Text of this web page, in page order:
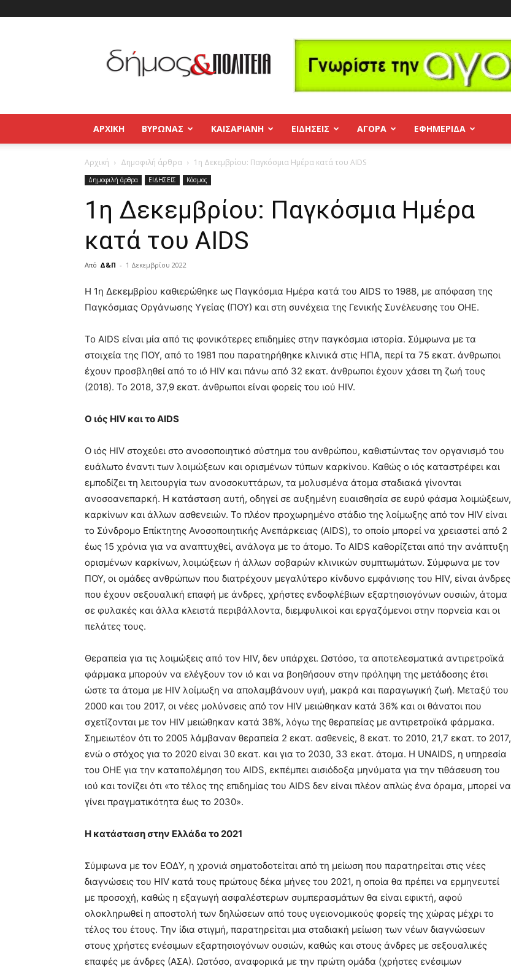
και
Πολιτεία
Βύρωνας
–
Παγκράτι
ΑΡΧΙΚΉ ΒΥΡΩΝΑΣ ΚΑΙΣΑΡΙΑΝΗ ΕΙΔΗΣΕΙΣ ΑΓΟΡΑ ΕΦΗΜΕΡΊΔΑ
Αρχική Δημοφιλή άρθρα 1η Δεκεμβρίου: Παγκόσμια Ημέρα κατά του AIDS
Δημοφιλή άρθρα ΕΙΔΗΣΕΙΣ Κόσμος
1η Δεκεμβρίου: Παγκόσμια Ημέρα
κατά του AIDS
Από Δ&Π - 1 Δεκεμβρίου 2022
blonde
lesbians
very
cam
show.desi
brandi
lyons
you
of
pain.
pornhun
porn
Η 1η Δεκεμβρίου καθιερώθηκε ως Παγκόσμια Ημέρα κατά του AIDS το 1988, με απόφαση της
Παγκόσμιας Οργάνωσης Υγείας (ΠΟΥ) και στη συνέχεια της Γενικής Συνέλευσης του ΟΗΕ.
Το AIDS είναι μία από τις φονικότερες επιδημίες στην παγκόσμια ιστορία. Σύμφωνα με τα
στοιχεία της ΠΟΥ, από το 1981 που παρατηρήθηκε κλινικά στις ΗΠΑ, περί τα 75 εκατ. άνθρωποι
έχουν προσβληθεί από το ιό HIV και πάνω από 32 εκατ. άνθρωποι έχουν χάσει τη ζωή τους
(2018). Το 2018, 37,9 εκατ. άνθρωποι είναι φορείς του ιού HIV.
Ο ιός HIV και το AIDS
Ο ιός HIV στοχεύει στο ανοσοποιητικό σύστημα του ανθρώπου, καθιστώντας τον οργανισμό του
ευάλωτο έναντι των λοιμώξεων και ορισμένων τύπων καρκίνου. Καθώς ο ιός καταστρέφει και
εμποδίζει τη λειτουργία των ανοσοκυττάρων, τα μολυσμένα άτομα σταδιακά γίνονται
ανοσοανεπαρκή. Η κατάσταση αυτή, οδηγεί σε αυξημένη ευαισθησία σε ευρύ φάσμα λοιμώξεων,
καρκίνων και άλλων ασθενειών. Το πλέον προχωρημένο στάδιο της λοίμωξης από τον HIV είναι
το Σύνδρομο Επίκτητης Ανοσοποιητικής Ανεπάρκειας (AIDS), το οποίο μπορεί να χρειαστεί από 2
έως 15 χρόνια για να αναπτυχθεί, ανάλογα με το άτομο. Το AIDS καθορίζεται από την ανάπτυξη
ορισμένων καρκίνων, λοιμώξεων ή άλλων σοβαρών κλινικών συμπτωμάτων. Σύμφωνα με τον
ΠΟΥ, οι ομάδες ανθρώπων που διατρέχουν μεγαλύτερο κίνδυνο εμφάνισης του HIV, είναι άνδρες
που έχουν σεξουαλική επαφή με άνδρες, χρήστες ενδοφλέβιων εξαρτησιογόνων ουσιών, άτομα
σε φυλακές και άλλα κλειστά περιβάλλοντα, διεμφυλικοί και εργαζόμενοι στην πορνεία και οι
πελάτες τους.
Θεραπεία για τις λοιμώξεις από τον HIV, δεν υπάρχει. Ωστόσο, τα αποτελεσματικά αντιρετροϊκά
φάρμακα μπορούν να ελέγξουν τον ιό και να βοηθήσουν στην πρόληψη της μετάδοσης έτσι
ώστε τα άτομα με HIV λοίμωξη να απολαμβάνουν υγιή, μακρά και παραγωγική ζωή. Μεταξύ του
2000 και του 2017, οι νέες μολύνσεις από τον HIV μειώθηκαν κατά 36% και οι θάνατοι που
σχετίζονται με τον HIV μειώθηκαν κατά 38%, λόγω της θεραπείας με αντιρετροϊκά φάρμακα.
Σημειωτέον ότι το 2005 λάμβαναν θεραπεία 2 εκατ. ασθενείς, 8 εκατ. το 2010, 21,7 εκατ. το 2017,
ενώ ο στόχος για το 2020 είναι 30 εκατ. και για το 2030, 33 εκατ. άτομα. Η UNAIDS, η υπηρεσία
του ΟΗΕ για την καταπολέμηση του AIDS, εκπέμπει αισιόδοξα μηνύματα για την τιθάσευση του
ιού και τονίζει ότι «το τέλος της επιδημίας του AIDS δεν είναι πλέον απλώς ένα όραμα, μπορεί να
γίνει πραγματικότητα έως το 2030».
Η κατάσταση στην Ελλάδα το 2021
Σύμφωνα με τον ΕΟΔΥ, η χρονιά σηματοδοτείται από τη μείωση που παρατηρείται στις νέες
διαγνώσεις του HIV κατά τους πρώτους δέκα μήνες του 2021, η οποία θα πρέπει να ερμηνευτεί
με προσοχή, καθώς η εξαγωγή ασφαλέστερων συμπερασμάτων θα είναι εφικτή, αφού
ολοκληρωθεί η αποστολή των δηλώσεων από τους υγειονομικούς φορείς της χώρας μέχρι το
τέλος του έτους. Την ίδια στιγμή, παρατηρείται μια σταδιακή μείωση των νέων διαγνώσεων
στους χρήστες ενέσιμων εξαρτησιογόνων ουσιών, καθώς και στους άνδρες με σεξουαλικές
επαφές με άνδρες (ΑΣΑ). Ωστόσο, αναφορικά με την πρώτη ομάδα (χρήστες ενέσιμων